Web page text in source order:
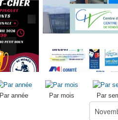
Par année Par mois Par